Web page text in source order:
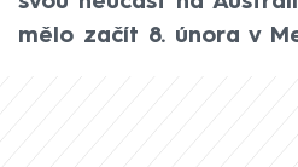
mělo začít 8. února v